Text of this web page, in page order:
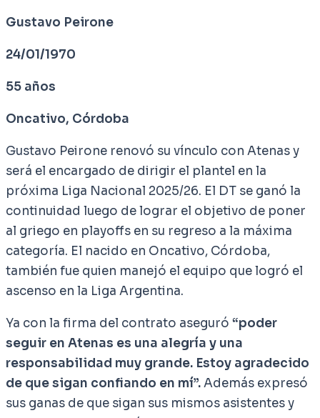
Gustavo Peirone
24/01/1970
55 años
Oncativo, Córdoba
Gustavo Peirone renovó su vínculo con Atenas y
será el encargado de dirigir el plantel en la
próxima Liga Nacional 2025/26. El DT se ganó la
continuidad luego de lograr el objetivo de poner
al griego en playoffs en su regreso a la máxima
categoría. El nacido en Oncativo, Córdoba,
también fue quien manejó el equipo que logró el
ascenso en la Liga Argentina.
Ya con la firma del contrato aseguró “poder
seguir en Atenas es una alegría y una
responsabilidad muy grande. Estoy agradecido
de que sigan confiando en mí”.Además expresó
sus ganas de que sigan sus mismos asistentes y